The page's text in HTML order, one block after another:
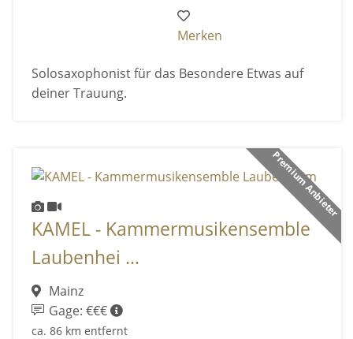
Merken
Solosaxophonist für das Besondere Etwas auf
deiner Trauung.
Premium Anbieter
KAMEL - Kammermusikensemble
Laubenhei ...
Mainz
Gage: €€€
ca. 86 km entfernt